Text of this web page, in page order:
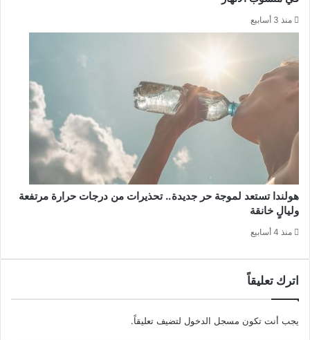
منذ 3 أسابيع
هولندا تستعد لموجة حر جديدة.. تحذيرات من درجات حرارة مرتفعة
وليالٍ خانقة
منذ 4 أسابيع
اترك تعليقاً
يجب أنت تكون مسجل الدخول لتضيف تعليقاً.